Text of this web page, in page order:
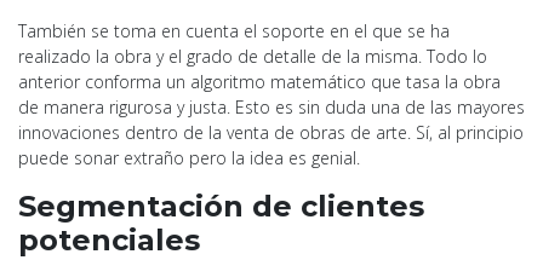
También se toma en cuenta el soporte en el que se ha
realizado la obra y el grado de detalle de la misma. Todo lo
anterior conforma un algoritmo matemático que tasa la obra
de manera rigurosa y justa. Esto es sin duda una de las mayores
innovaciones dentro de la venta de obras de arte. Sí, al principio
puede sonar extraño pero la idea es genial.
Segmentación de clientes
potenciales